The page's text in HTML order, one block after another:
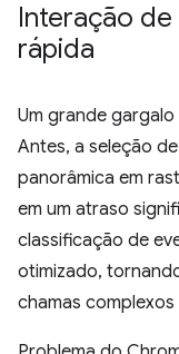
Interação
rápida
Um grande gargalo
Antes, a seleção
panorâmica em
em um atraso
classificação de
otimizado,
chamas